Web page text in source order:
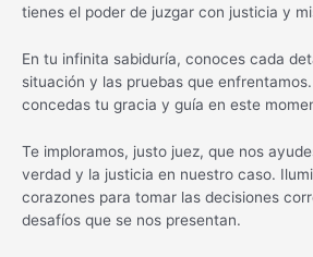
tienes el poder de juzgar con justicia y
En tu infinita sabiduría, conoces cada
situación y las pruebas que
concedas tu gracia y guía en este
Te imploramos, justo juez, que nos
verdad y la justicia en nuestro caso.
corazones para tomar las decisiones
desafíos que se nos presentan.